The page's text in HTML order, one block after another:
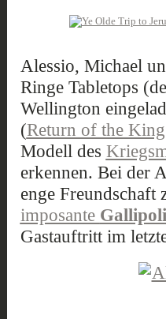
Alessio, Michael
Ringe Tabletops
Wellington
(Return of the King
Modell des
erkennen. Bei der
enge Freundschaft
imposante
Gastauftritt im